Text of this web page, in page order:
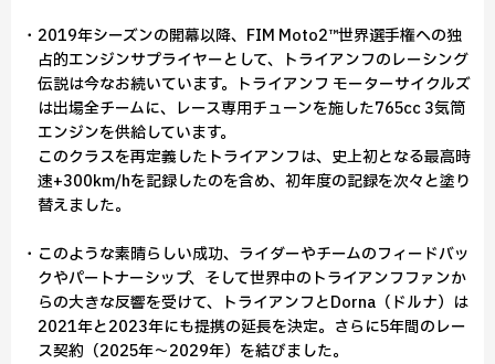
・2019年シーズンの開幕以降、FIM Moto2™世界選手権への独
占的エンジンサプライヤーとして、トライアンフのレーシング
伝説は今なお続いています。トライアンフ モーターサイクルズ
は出場全チームに、レース専用チューンを施した765cc 3気筒
エンジンを供給しています。
このクラスを再定義したトライアンフは、史上初となる最高時
速+300km/hを記録したのを含め、初年度の記録を次々と塗り
替えました。
・このような素晴らしい成功、ライダーやチームのフィードバッ
クやパートナーシップ、そして世界中のトライアンフファンか
らの大きな反響を受けて、トライアンフとDorna（ドルナ）は
2021年と2023年にも提携の延長を決定。さらに5年間のレー
ス契約（2025年～2029年）を結びました。